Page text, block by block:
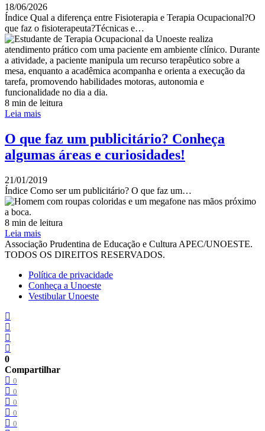
18/06/2026
Índice Qual a diferença entre Fisioterapia e Terapia Ocupacional?O
que faz o fisioterapeuta?Técnicas e…
8 min de leitura
Leia mais
O que faz um publicitário? Conheça
algumas áreas e curiosidades!
21/01/2019
Índice Como ser um publicitário? O que faz um…
8 min de leitura
Leia mais
Associação Prudentina de Educação e Cultura APEC/UNOESTE.
TODOS OS DIREITOS RESERVADOS.
Política de privacidade
Conheça a Unoeste
Vestibular Unoeste
0
Compartilhar
0
0
0
0
0